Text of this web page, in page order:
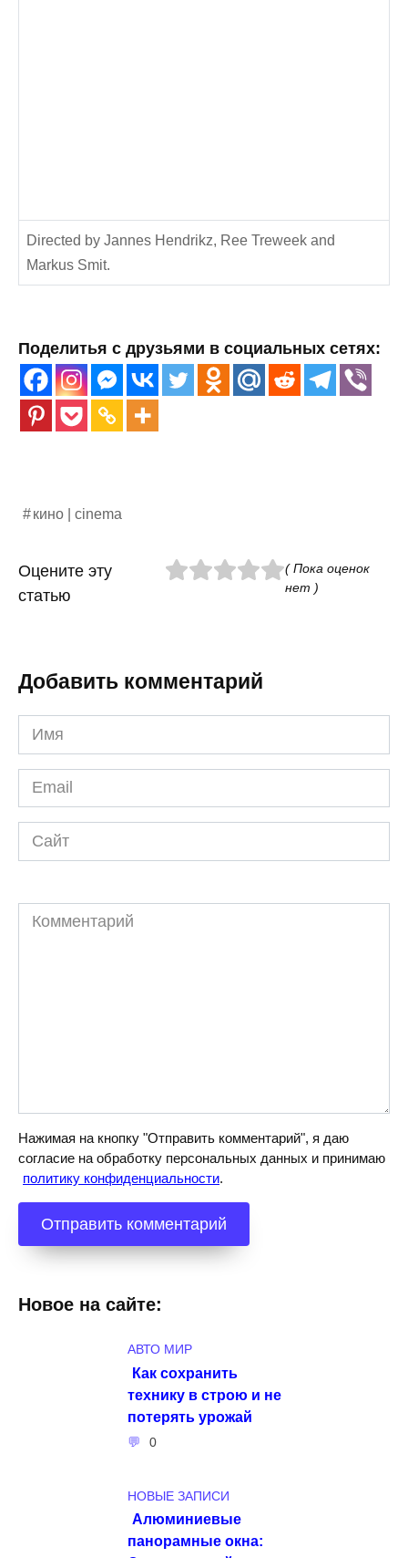
Directed by Jannes Hendrikz, Ree Treweek and
Markus Smit.
Поделитья с друзьями в социальных сетях:
кино | cinema
Оцените эту
статью
( Пока оценок
нет )
Добавить комментарий
Имя
*
Email
*
Сайт
Комментарий
Нажимая на кнопку "Отправить комментарий", я даю
согласие на обработку персональных данных и принимаю
политику конфиденциальности.
Новое на сайте:
АВТО МИР
Как сохранить
технику в строю и не
потерять урожай
0
НОВЫЕ ЗАПИСИ
Алюминиевые
панорамные окна: